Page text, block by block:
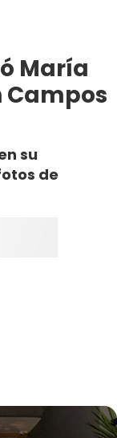
María
Campos
su
de